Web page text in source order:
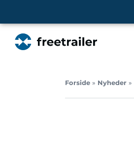
Forside » Nyheder »